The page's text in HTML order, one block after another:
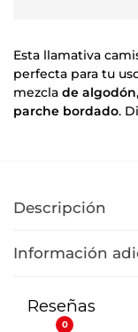
Esta llamativa
perfecta para tu
mezcla de algodón
parche bordado.
Descripción
Información
Reseñas
0